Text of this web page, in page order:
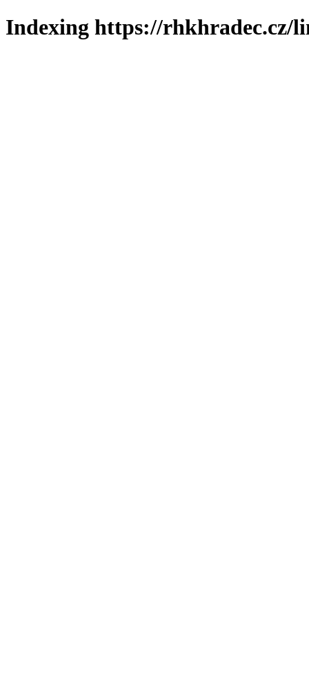
Indexing https://rhkhradec.cz/